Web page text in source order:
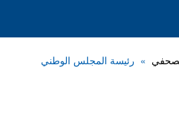
رئيسة المجلس الوطني